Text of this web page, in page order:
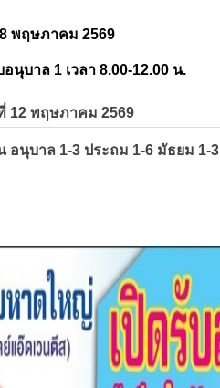
พฤษภาคม 2569
นุบาล 1 เวลา 8.00-12.00 น.
12 พฤษภาคม 2569
อนุบาล 1-3 ประถม 1-6 มัธยม 1-3